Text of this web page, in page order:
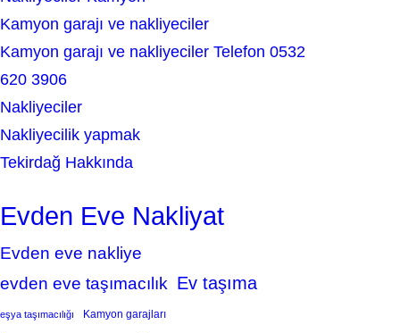
Kamyon garajı ve nakliyeciler
Kamyon garajı ve nakliyeciler Telefon 0532
620 3906
Nakliyeciler
Nakliyecilik yapmak
Tekirdağ Hakkında
Evden Eve Nakliyat
Evden eve nakliye
evden eve taşımacılık Ev taşıma
eşya taşımacılığı Kamyon garajları